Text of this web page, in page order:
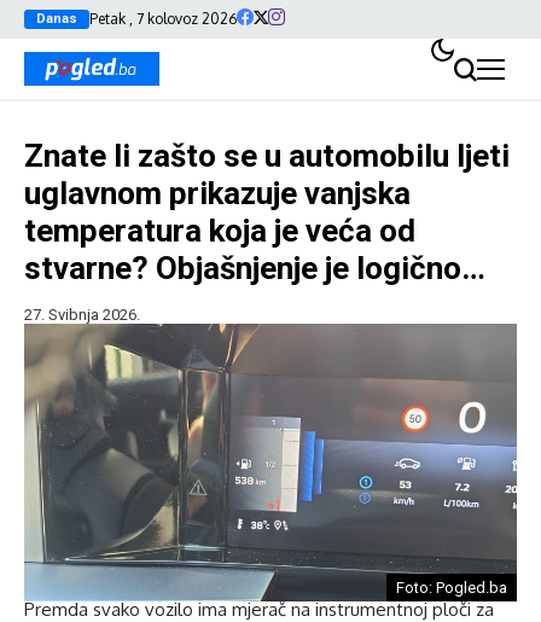
Danas Petak , 7 kolovoz 2026
Znate li zašto se u automobilu ljeti
uglavnom prikazuje vanjska
temperatura koja je veća od
stvarne? Objašnjenje je logično…
27. Svibnja 2026.
Foto: Pogled.ba
Premda svako vozilo ima mjerač na instrumentnoj ploči za